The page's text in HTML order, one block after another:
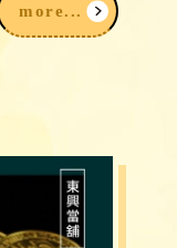
more...